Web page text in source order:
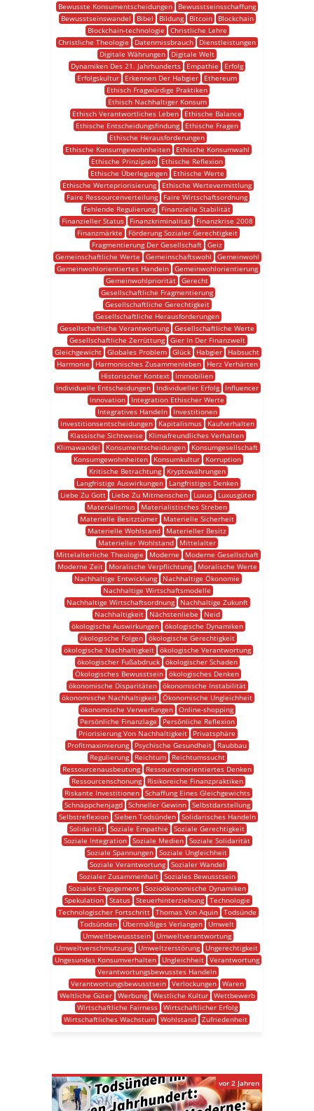
Bewusste Konsumentscheidungen
Bewusstseinsschaffung
Bewusstseinswandel
Bibel Bildung Bitcoin
Blockchain
Blockchain-technologie
Christliche Lehre
Christliche Theologie
Datenmissbrauch
Dienstleistungen
Digitale Währungen
Digitale Welt
Dynamiken Des 21. Jahrhunderts
Empathie
Erfolg
Erfolgskultur
Erkennen Der Habgier
Ethereum
Ethisch Fragwürdige Praktiken
Ethisch Nachhaltiger Konsum
Ethisch Verantwortliches Leben
Ethische Balance
Ethische Entscheidungsfindung
Ethische Fragen
Ethische Herausforderungen
Ethische Konsumgewohnheiten
Ethische Konsumwahl
Ethische Prinzipien
Ethische Reflexion
Ethische Überlegungen
Ethische Werte
Ethische Wertepriorisierung
Ethische Wertevermittlung
Faire Ressourcenverteilung
Faire Wirtschaftsordnung
Fehlende Regulierung
Finanzielle Stabilität
Finanzieller Status
Finanzkriminalität
Finanzkrise 2008
Finanzmärkte
Förderung Sozialer Gerechtigkeit
Fragmentierung Der Gesellschaft Geiz
Gemeinschaftliche Werte
Gemeinschaftswohl
Gemeinwohl
Gemeinwohlorientiertes Handeln
Gemeinwohlorientierung
Gemeinwohlpriorität Gerecht
Gesellschaftliche Fragmentierung
Gesellschaftliche Gerechtigkeit
Gesellschaftliche Herausforderungen
Gesellschaftliche Verantwortung Gesellschaftliche Werte
Gesellschaftliche Zerrüttung
Gier In Der Finanzwelt
Gleichgewicht Globales Problem Glück Habgier
Habsucht
Harmonie
Harmonisches Zusammenleben
Herz Verhärten
Historischer Kontext
Immobilien
Individuelle Entscheidungen
Individueller Erfolg
Influencer
Innovation
Integration Ethischer Werte
Integratives Handeln
Investitionen
Investitionsentscheidungen
Kapitalismus
Kaufverhalten
Klassische Sichtweise
Klimafreundliches Verhalten
Klimawandel
Konsumentscheidungen
Konsumgesellschaft
Konsumgewohnheiten
Konsumkultur
Korruption
Kritische Betrachtung
Kryptowährungen
Langfristige Auswirkungen
Langfristiges Denken
Liebe Zu Gott
Liebe Zu Mitmenschen Luxus
Luxusgüter
Materialismus
Materialistisches Streben
Materielle Besitztümer
Materielle Sicherheit
Materielle Wohlstand
Materieller Besitz
Materieller Wohlstand
Mittelalter
Mittelalterliche Theologie
Moderne
Moderne Gesellschaft
Moderne Zeit
Moralische Verpflichtung
Moralische Werte
Nachhaltige Entwicklung
Nachhaltige Ökonomie
Nachhaltige Wirtschaftsmodelle
Nachhaltige Wirtschaftsordnung
Nachhaltige Zukunft
Nachhaltigkeit
Nächstenliebe
Neid
ökologische Auswirkungen
ökologische Dynamiken
ökologische Folgen
ökologische Gerechtigkeit
ökologische Nachhaltigkeit
ökologische Verantwortung
ökologischer Fußabdruck
ökologischer Schaden
Ökologisches Bewusstsein ökologisches Denken
ökonomische Disparitäten
ökonomische Instabilität
ökonomische Nachhaltigkeit Ökonomische Ungleichheit
ökonomische Verwerfungen Online-shopping
Persönliche Finanzlage
Persönliche Reflexion
Priorisierung Von Nachhaltigkeit
Privatsphäre
Profitmaximierung
Psychische Gesundheit
Raubbau
Regulierung
Reichtum
Reichtumssucht
Ressourcenausbeutung
Ressourcenorientiertes Denken
Ressourcenschonung
Risikoreiche Finanzpraktiken
Riskante Investitionen
Schaffung Eines Gleichgewichts
Schnäppchenjagd
Schneller Gewinn
Selbstdarstellung
Selbstreflexion
Sieben Todsünden
Solidarisches Handeln
Solidarität Soziale Empathie
Soziale Gerechtigkeit
Soziale Integration Soziale Medien Soziale Solidarität
Soziale Spannungen Soziale Ungleichheit
Soziale Verantwortung
Sozialer Wandel
Sozialer Zusammenhalt
Soziales Bewusstsein
Soziales Engagement
Sozioökonomische Dynamiken
Spekulation
Status Steuerhinterziehung
Technologie
Technologischer Fortschritt
Thomas Von Aquin
Todsünde
Todsünden
Übermäßiges Verlangen
Umwelt
Umweltbewusstsein
Umweltverantwortung
Umweltverschmutzung
Umweltzerstörung
Ungerechtigkeit
Ungesundes Konsumverhalten
Ungleichheit Verantwortung
Verantwortungsbewusstes Handeln
Verantwortungsbewusstsein
Verlockungen
Waren
Weltliche Güter
Werbung Westliche Kultur
Wettbewerb
Wirtschaftliche Fairness
Wirtschaftlicher Erfolg
Wirtschaftliches Wachstum
Wohlstand Zufriedenheit
vor 2 Jahren